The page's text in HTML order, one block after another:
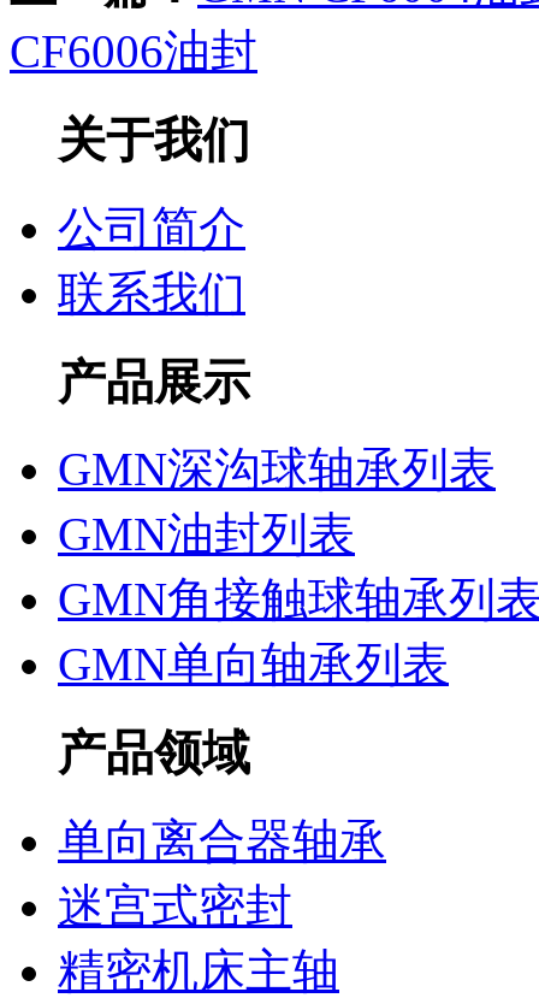
CF6006油封
关于我们
公司简介
联系我们
产品展示
GMN深沟球轴承列表
GMN油封列表
GMN角接触球轴承列
GMN单向轴承列表
产品领域
单向离合器轴承
迷宫式密封
精密机床主轴